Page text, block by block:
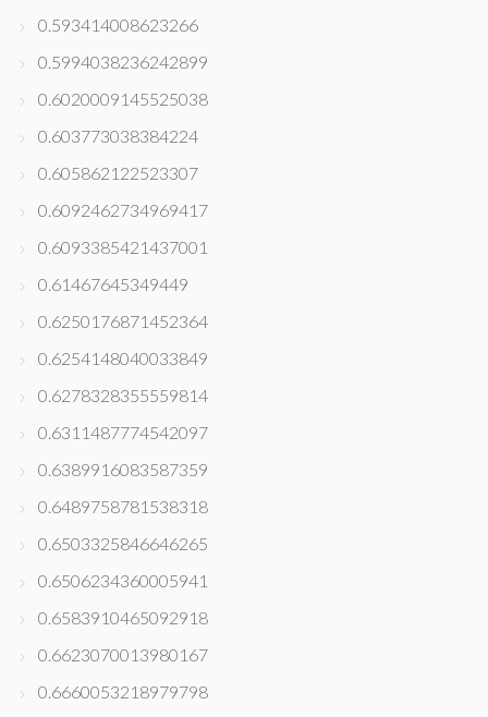
0.593414008623266
0.5994038236242899
0.6020009145525038
0.603773038384224
0.605862122523307
0.6092462734969417
0.6093385421437001
0.61467645349449
0.6250176871452364
0.6254148040033849
0.6278328355559814
0.6311487774542097
0.6389916083587359
0.6489758781538318
0.6503325846646265
0.6506234360005941
0.6583910465092918
0.6623070013980167
0.6660053218979798